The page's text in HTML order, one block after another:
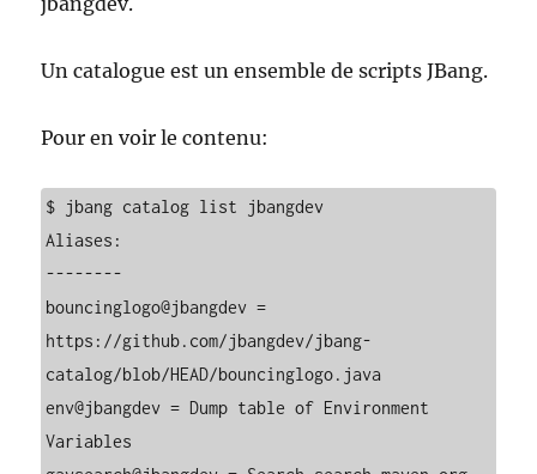
Un catalogue est un ensemble de scripts JBang.
Pour en voir le contenu:
$ jbang catalog list jbangdev
Aliases:
--------
bouncinglogo@jbangdev =
https://github.com/jbangdev/jbang-
catalog/blob/HEAD/bouncinglogo.java
env@jbangdev = Dump table of Environment
Variables